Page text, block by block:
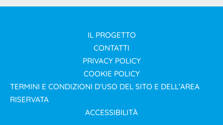
IL PROGETTO
CONTATTI
PRIVACY POLICY
COOKIE POLICY
TERMINI E CONDIZIONI D’USO DEL SITO E DELL’AREA
RISERVATA
ACCESSIBILITÀ